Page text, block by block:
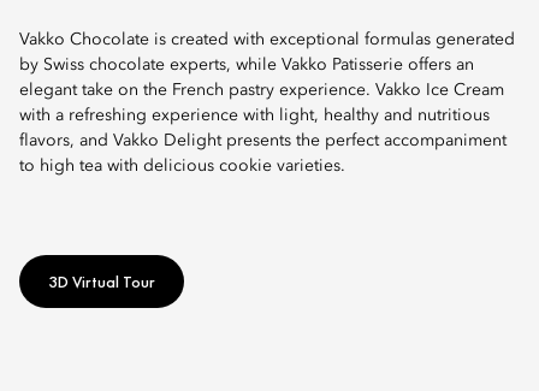
Vakko Chocolate is created with exceptional formulas generated
by Swiss chocolate experts, while Vakko Patisserie offers an
elegant take on the French pastry experience. Vakko Ice Cream
with a refreshing experience with light, healthy and nutritious
flavors, and Vakko Delight presents the perfect accompaniment
to high tea with delicious cookie varieties.
3D Virtual Tour